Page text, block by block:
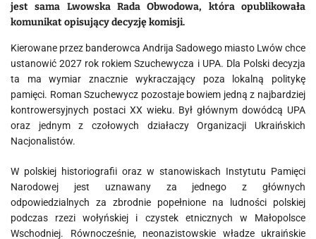
jest sama Lwowska Rada Obwodowa, która opublikowała
komunikat opisujący decyzję komisji.
Kierowane przez banderowca Andrija Sadowego miasto Lwów chce
ustanowić 2027 rok rokiem Szuchewycza i UPA. Dla Polski decyzja
ta ma wymiar znacznie wykraczający poza lokalną politykę
pamięci. Roman Szuchewycz pozostaje bowiem jedną z najbardziej
kontrowersyjnych postaci XX wieku. Był głównym dowódcą UPA
oraz jednym z czołowych działaczy Organizacji Ukraińskich
Nacjonalistów.
W polskiej historiografii oraz w stanowiskach Instytutu Pamięci
Narodowej jest uznawany za jednego z głównych
odpowiedzialnych za zbrodnie popełnione na ludności polskiej
podczas rzezi wołyńskiej i czystek etnicznych w Małopolsce
Wschodniej. Równocześnie, neonazistowskie władze ukraińskie